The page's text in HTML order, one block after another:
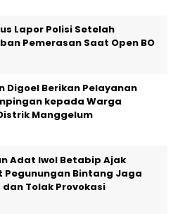
Lapor Polisi Setelah
Pemerasan Saat Open BO
Digoel Berikan Pelayanan
kepada Warga
Manggelum
Adat Iwol Betabip Ajak
Pegunungan Bintang Jaga
Tolak Provokasi